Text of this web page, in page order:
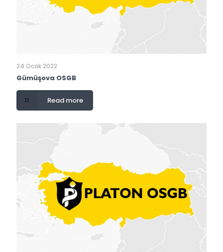
24 Ocak 2022
Gümüşova OSGB
Read more